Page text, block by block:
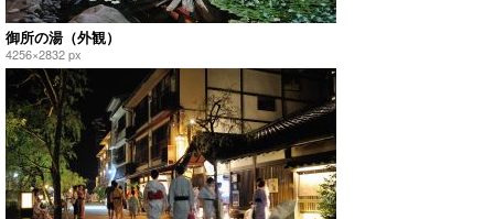
御所の湯（外観）
4256×2832 px